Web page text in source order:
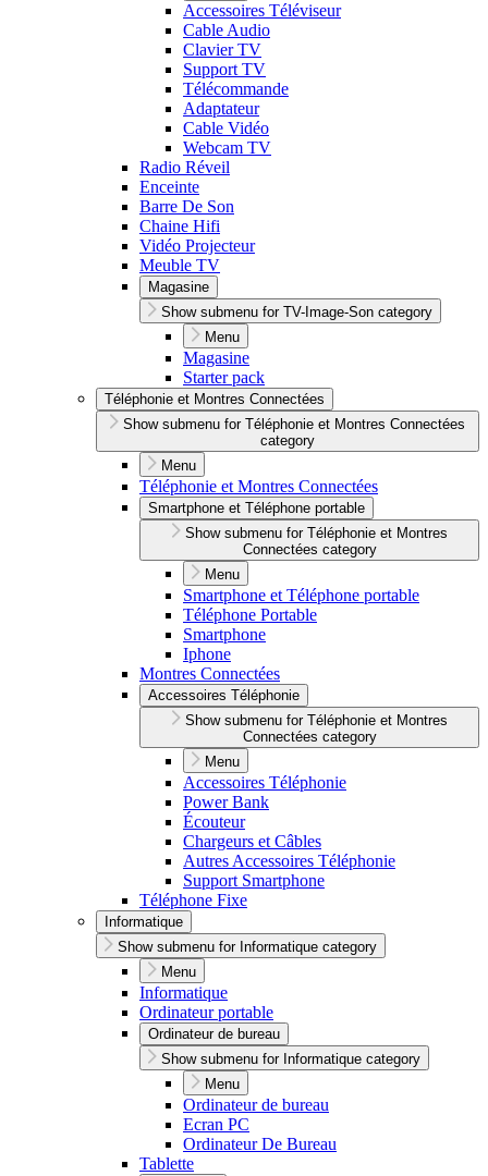
Accessoires Téléviseur
Cable Audio
Clavier TV
Support TV
Télécommande
Adaptateur
Cable Vidéo
Webcam TV
Radio Réveil
Enceinte
Barre De Son
Chaine Hifi
Vidéo Projecteur
Meuble TV
Magasine
Show submenu for TV-Image-Son category
Menu
Magasine
Starter pack
Téléphonie et Montres Connectées
Show submenu for Téléphonie et Montres Connectées
category
Menu
Téléphonie et Montres Connectées
Smartphone et Téléphone portable
Show submenu for Téléphonie et Montres
Connectées category
Menu
Smartphone et Téléphone portable
Téléphone Portable
Smartphone
Iphone
Montres Connectées
Accessoires Téléphonie
Show submenu for Téléphonie et Montres
Connectées category
Menu
Accessoires Téléphonie
Power Bank
Écouteur
Chargeurs et Câbles
Autres Accessoires Téléphonie
Support Smartphone
Téléphone Fixe
Informatique
Show submenu for Informatique category
Menu
Informatique
Ordinateur portable
Ordinateur de bureau
Show submenu for Informatique category
Menu
Ordinateur de bureau
Ecran PC
Ordinateur De Bureau
Tablette